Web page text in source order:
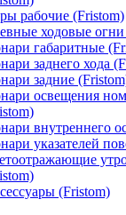
рабочие (Fristom)
ходовые
габаритные
заднего хода
задние
освещения
внутреннего
указателей
(Fristom)